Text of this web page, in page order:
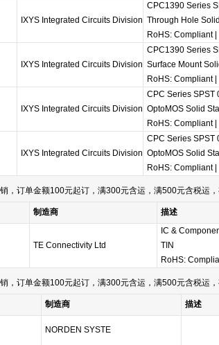
IXYS Integrated Circuits Division
CPC1390 Series
Through Hole
RoHS: Compliant
IXYS Integrated Circuits Division
CPC1390 Series
Surface Mount
RoHS: Compliant
IXYS Integrated Circuits Division
CPC Series SPST
OptoMOS Solid
RoHS: Compliant
IXYS Integrated Circuits Division
CPC Series SPST
OptoMOS Solid
RoHS: Compliant
，订单金额100元起订，满300元含运，满500元含税运
制造商 描述
TE Connectivity Ltd
IC &
TIN
RoHS:
，订单金额100元起订，满300元含运，满500元含税运
制造商 描述
NORDEN SYSTE